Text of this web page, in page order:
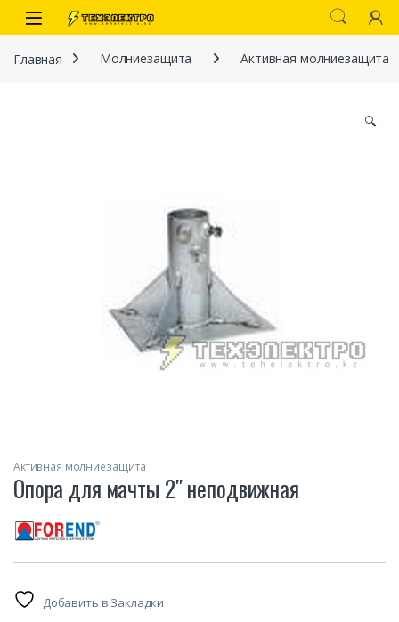
Перейти к навигации
перейти к содержанию
Open
Главная Молниезащита Активная молниезащита
🔍
Активная молниезащита
Опора для мачты 2″ неподвижная
Добавить в Закладки